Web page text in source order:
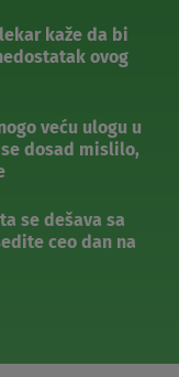
kaže da bi
ovog
veću ulogu u
dosad mislilo,
se dešava sa
ceo dan na